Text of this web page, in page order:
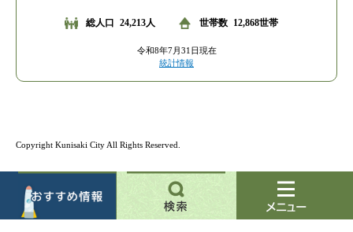
総人口 24,213人 世帯数 12,868世帯
令和8年7月31日現在
統計情報
Copyright Kunisaki City All Rights Reserved.